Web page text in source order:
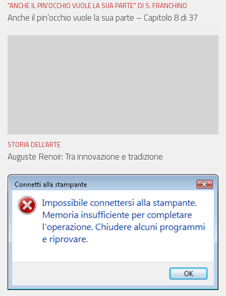
"ANCHE IL PIN'OCCHIO VUOLE LA SUA PARTE" DI S. FRANCHINO
Anche il pin’occhio vuole la sua parte – Capitolo 8 di 37
STORIA DELL'ARTE
Auguste Renoir: Tra innovazione e tradizione